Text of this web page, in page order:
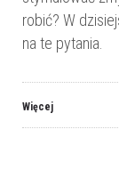
robić? W
na te pytania.
Więcej